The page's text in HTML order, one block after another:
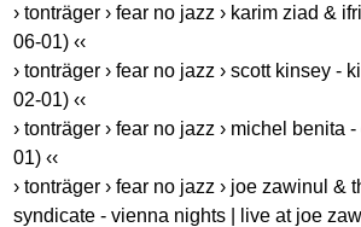
› tonträger › fear no jazz › karim ziad &
06-01) ‹‹
› tonträger › fear no jazz › scott kinsey -
02-01) ‹‹
› tonträger › fear no jazz › michel benita
01) ‹‹
› tonträger › fear no jazz › joe zawinul &
syndicate - vienna nights | live at joe